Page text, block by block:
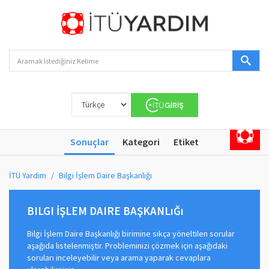
Sonuçlar Kategori Etiket
İTÜ Yardım Bilgi İşlem Daire Başkanlığı
BILGI İŞLEM DAIRE BAŞKANLıĞı
Bilgi İşlem Daire Başkanlığı birimine sıkça yöneltilen sorular
aşağıda listelenmiştir. Probleminizi çözmek için aşağıdaki
soruları inceleyebilir veya arama yaparak cevaplara